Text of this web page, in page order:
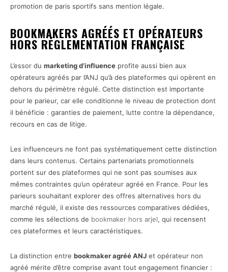
promotion de paris sportifs sans mention légale.
BOOKMAKERS AGRÉÉS ET OPÉRATEURS
HORS RÉGLEMENTATION FRANÇAISE
L’essor du marketing d’influence profite aussi bien aux
opérateurs agréés par l’ANJ qu’à des plateformes qui opèrent en
dehors du périmètre régulé. Cette distinction est importante
pour le parieur, car elle conditionne le niveau de protection dont
il bénéficie : garanties de paiement, lutte contre la dépendance,
recours en cas de litige.
Les influenceurs ne font pas systématiquement cette distinction
dans leurs contenus. Certains partenariats promotionnels
portent sur des plateformes qui ne sont pas soumises aux
mêmes contraintes qu’un opérateur agréé en France. Pour les
parieurs souhaitant explorer des offres alternatives hors du
marché régulé, il existe des ressources comparatives dédiées,
comme les sélections de bookmaker hors arjel, qui recensent
ces plateformes et leurs caractéristiques.
La distinction entre bookmaker agréé ANJ et opérateur non
agréé mérite d’être comprise avant tout engagement financier :